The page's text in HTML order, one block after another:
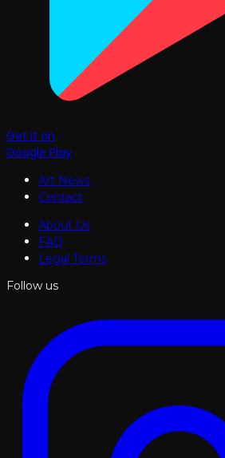
Get it on
Google Play
Art News
Contact
About Us
FAQ
Legal Terms
Follow us